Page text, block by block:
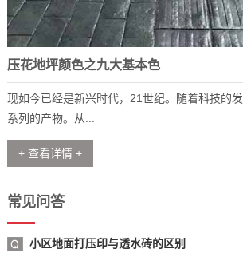
压花地坪颜色之九大基本色
现如今已经是新兴时代，21世纪。随着科技的
系列的产物。从...
+ 查看详情 +
常见问答
小区地面打压印与透水砖的区别